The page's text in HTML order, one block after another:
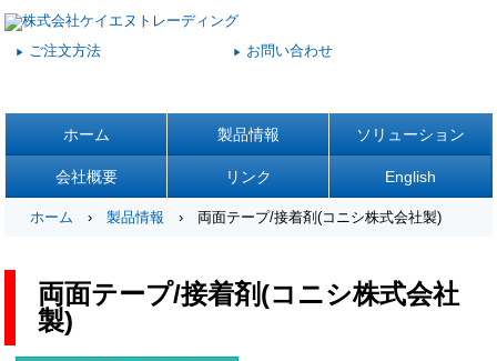
▶ ご注文方法 ▶ お問い合わせ
ホーム 製品情報 ソリューション
会社概要 リンク English
ホーム›製品情報 › 両面テープ/接着剤(コニシ株式会社製)
両面テープ/接着剤(コニシ株式会社
製)